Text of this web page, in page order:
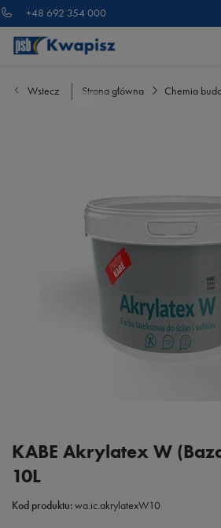
+48 692 354 000
Wstecz Strona główna Chemia
KABE Akrylatex W
10L
Kod produktu:wa.ic.akrylatexW10